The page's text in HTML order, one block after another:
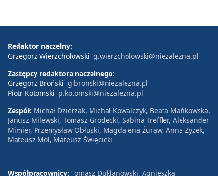
Redaktor naczelny:
Grzegorz Wierzchołowski g.wierzcholowski@niezalezna.pl
Zastępcy redaktora naczelnego:
Grzegorz Broński g.bronski@niezalezna.pl
Piotr Kotomski p.kotomski@niezalezna.pl
Zespół: Michał Dzierżak, Michał Kowalczyk, Beata Mańkowska,
Janusz Milewski, Tomasz Grodecki, Sabina Treffler, Aleksander
Mimier, Przemysław Obłuski, Magdalena Żuraw, Anna Zyzek,
Mateusz Mol, Mateusz Święcicki
Współpracownicy: Tomasz Duklanowski, Agnieszka